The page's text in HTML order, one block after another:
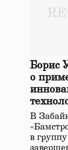
Борис
о
в
В
в